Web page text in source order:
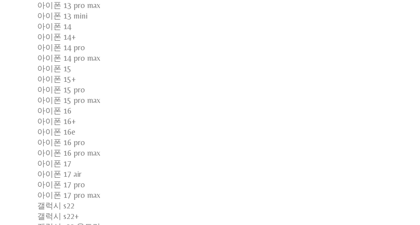
아이폰 13 pro max
아이폰 13 mini
아이폰 14
아이폰 14+
아이폰 14 pro
아이폰 14 pro max
아이폰 15
아이폰 15+
아이폰 15 pro
아이폰 15 pro max
아이폰 16
아이폰 16+
아이폰 16e
아이폰 16 pro
아이폰 16 pro max
아이폰 17
아이폰 17 air
아이폰 17 pro
아이폰 17 pro max
갤럭시 s22
갤럭시 s22+